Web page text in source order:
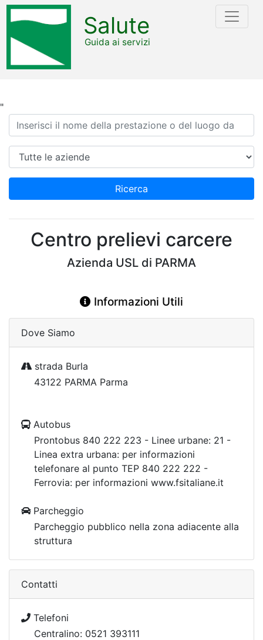
"
Salute
Guida ai servizi
Ricerca
Azienda
Ricerca
Centro prelievi carcere
Azienda USL di PARMA
Informazioni Utili
Dove Siamo
strada Burla
43122 PARMA Parma
Autobus
Prontobus 840 222 223 - Linee urbane: 21 -
Linea extra urbana: per informazioni
telefonare al punto TEP 840 222 222 -
Ferrovia: per informazioni www.fsitaliane.it
Parcheggio
Parcheggio pubblico nella zona adiacente alla
struttura
Contatti
Telefoni
Centralino: 0521 393111